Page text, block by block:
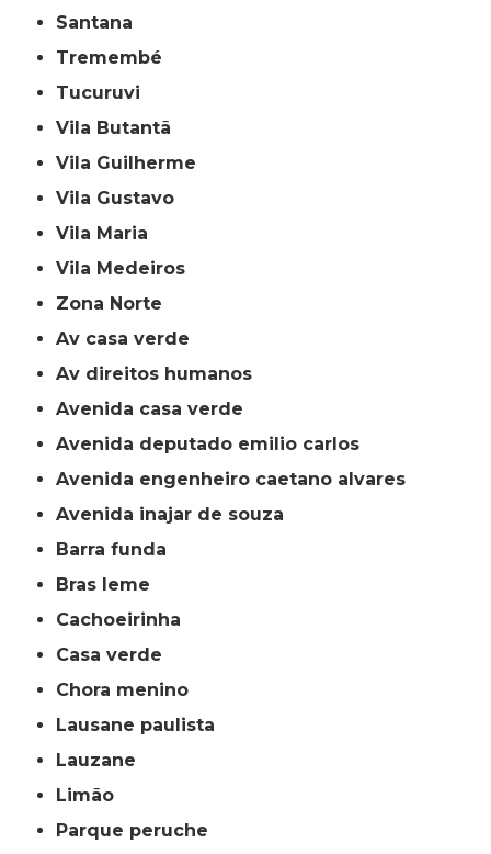
Santana
Tremembé
Tucuruvi
Vila Butantã
Vila Guilherme
Vila Gustavo
Vila Maria
Vila Medeiros
Zona Norte
av casa verde
av direitos humanos
avenida casa verde
avenida deputado emilio carlos
avenida engenheiro caetano alvares
avenida inajar de souza
barra funda
bras leme
cachoeirinha
casa verde
chora menino
lausane paulista
lauzane
limão
parque peruche